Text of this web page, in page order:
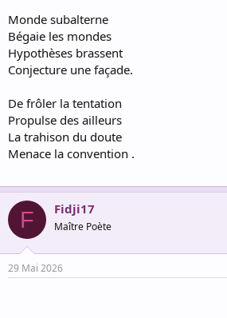
Monde subalterne
Bégaie les mondes
Hypothèses brassent
Conjecture une façade.
De frôler la tentation
Propulse des ailleurs
La trahison du doute
Menace la convention .
F Fidji17
Maître Poète
29 Mai 2026